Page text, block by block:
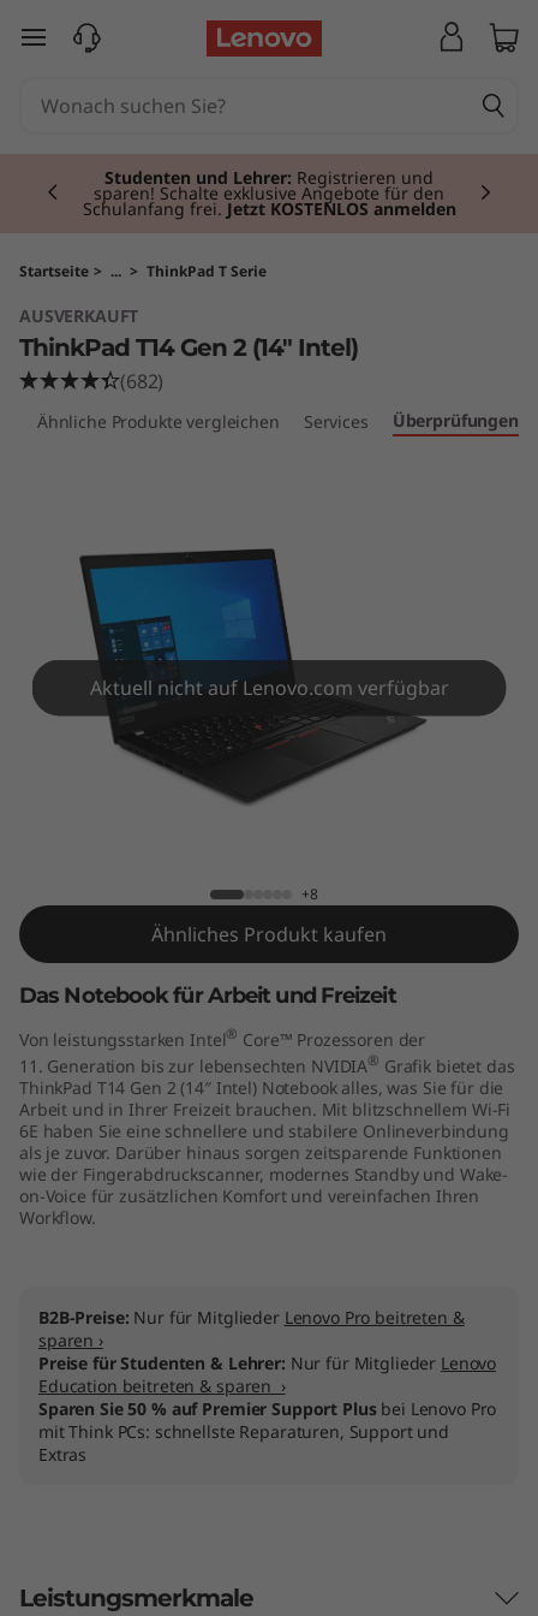
T
P
a
d
n
e
zum Hauptinhalt springen
Studenten und Lehrer: Registrieren und
sparen! Schalte exklusive Angebote für den
Schulanfang frei. Jetzt KOSTENLOS anmelden
Currently displaying item 2 of 3
Startseite > ... > ThinkPad T Serie
AUSVERKAUFT
ThinkPad T14 Gen 2 (14" Intel)
(682)
Ähnliche Produkte vergleichen Services Überprüfungen
Aktuell nicht auf Lenovo.com verfügbar
+8
Ähnliches Produkt kaufen
Das Notebook für Arbeit und Freizeit
Von leistungsstarken Intel® Core™ Prozessoren der
11. Generation bis zur lebensechten NVIDIA® Grafik bietet das
ThinkPad T14 Gen 2 (14″ Intel) Notebook alles, was Sie für die
Arbeit und in Ihrer Freizeit brauchen. Mit blitzschnellem Wi-Fi
6E haben Sie eine schnellere und stabilere Onlineverbindung
als je zuvor. Darüber hinaus sorgen zeitsparende Funktionen
wie der Fingerabdruckscanner, modernes Standby und Wake-
on-Voice für zusätzlichen Komfort und vereinfachen Ihren
Workflow.
B2B-Preise: Nur für Mitglieder Lenovo Pro beitreten &
sparen ›
Preise für Studenten & Lehrer: Nur für Mitglieder Lenovo
Education beitreten & sparen ›
Sparen Sie 50 % auf Premier Support Plusbei Lenovo Pro
mit Think PCs: schnellste Reparaturen, Support und
Extras
Leistungsmerkmale